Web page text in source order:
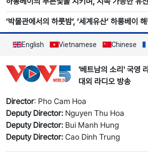
‘박물관에서의 하룻밤’, ‘세계유산’ 하롱베이
English Vietnamese Chinese
'베트남의 소리' 국영
대외 라디오 방송
Director: Pho Cam Hoa
Deputy Director: Nguyen Thu Hoa
Deputy Director: Bui Manh Hung
Deputy Director: Cao Dinh Trung